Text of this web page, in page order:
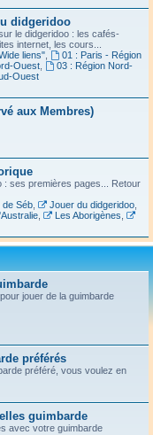
didgeridoo
le didgeridoo : les cafés-
internet, les cours...
liens",
01 : Paris - Région
Ouest,
03 : Région Nord-
Ouest
aux Membres)
: ses premières pages... Retour
de Séb, Jouer du didgeridoo,
, Les Aborigènes
jouer de la guimbarde
préférés
préféré, vous voulez en
guimbarde
avec votre guimbarde